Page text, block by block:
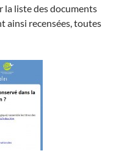
la liste des documents
ainsi recensées, toutes